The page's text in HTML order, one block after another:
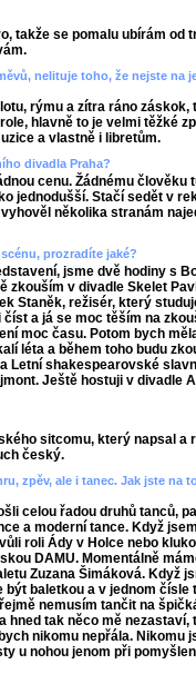
takže se pomalu ubírám od
nelituje toho, že nejste na
rýmu a zítra ráno záskok,
hlavně to je velmi těžké
a vlastně i libretům.
divadla Praha?
cenu. Žádnému člověku
jednodušší. Stačí sedět v
několika stranám
prozradíte jaké?
jsme dvě hodiny s
zkouším v divadle Skelet
Staněk, režisér, který
a já se moc těším na
moc času. Potom bych
léta a během toho budu
Letní shakespearovské
Ještě hostuji v divadle
sitcomu, který napsal a
český.
zpěv, ale i tanec. Jak jste na
celou řadou druhů tanců,
a moderní tance. Když
roli Ády v Holce nebo
DAMU. Momentálně
Zuzana Šimáková. Když
baletkou a v jednom čísle
nemusím tančit na
hned tak něco mě nezastaví,
nikomu nepřála. Nikomu
u nohou jenom při